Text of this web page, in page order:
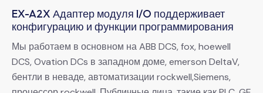
EX-A2X Адаптер модуля I/O поддерживает
конфигурацию и функции программирования
Мы работаем в основном на ABB DCS, fox, hoewell
DCS, Ovation DCs в западном доме, emerson DeltaV,
бентли в неваде, автоматизации rockwell,Siemens,